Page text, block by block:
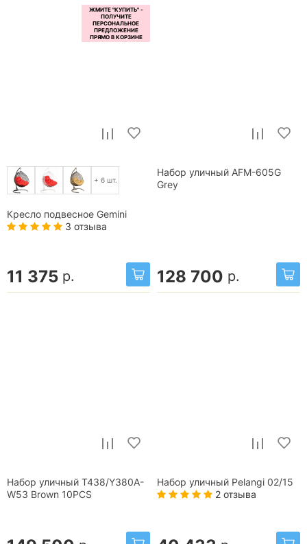
+ 6 шт.
Кресло подвесное Gemini
3 отзыва
11 375 р.
Набор уличный AFM-605G
Grey
128 700 р.
Набор уличный T438/Y380A-
W53 Brown 10PCS
Набор уличный Pelangi 02/15
2 отзыва